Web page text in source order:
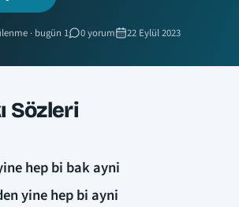
· bugün 1 0 yorum 22 Eylül 2023
Sözleri
hep bi bak ayni
yine hep bi ayni